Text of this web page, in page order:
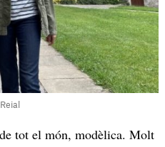
tot el món, modèlica. Molt